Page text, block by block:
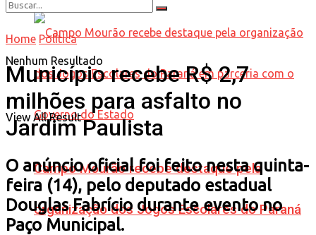
Campo Mourão recebe destaque pela
organização dos Jogos Escolares do Paraná
Nenhum Resultado
View All Result
Home Política
Município recebe R$ 2,7
milhões para asfalto no
Jardim Paulista
O anúncio oficial foi feito nesta quinta-
feira (14), pelo deputado estadual
Douglas Fabrício durante evento no
Paço Municipal.